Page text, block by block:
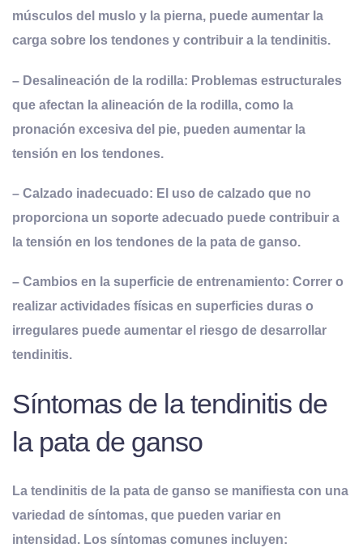
músculos del muslo y la pierna, puede aumentar la
carga sobre los tendones y contribuir a la tendinitis.
– Desalineación de la rodilla: Problemas estructurales
que afectan la alineación de la rodilla, como la
pronación excesiva del pie, pueden aumentar la
tensión en los tendones.
– Calzado inadecuado: El uso de calzado que no
proporciona un soporte adecuado puede contribuir a
la tensión en los tendones de la pata de ganso.
– Cambios en la superficie de entrenamiento: Correr o
realizar actividades físicas en superficies duras o
irregulares puede aumentar el riesgo de desarrollar
tendinitis.
Síntomas de la tendinitis de
la pata de ganso
La tendinitis de la pata de ganso se manifiesta con una
variedad de síntomas, que pueden variar en
intensidad. Los síntomas comunes incluyen: